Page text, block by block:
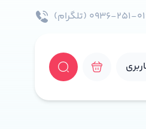
۲۵۱-۰۱۶۴ (تلگرام)